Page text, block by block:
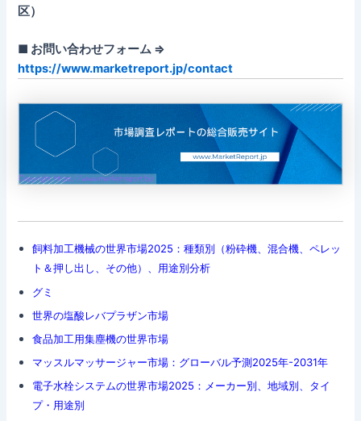
区）
■ お問い合わせフォーム ⇒
https://www.marketreport.jp/contact
飼料加工機械の世界市場2025：種類別（粉砕機、混合機、ペレッ
ト＆押し出し、その他）、用途別分析
グミ
世界の塩酸レバプラザン市場
食品加工用集塵機の世界市場
マッスルマッサージャー市場：グローバル予測2025年-2031年
電子水栓システムの世界市場2025：メーカー別、地域別、タイ
プ・用途別